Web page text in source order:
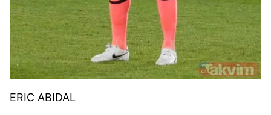
6698 sayılı Kişisel Verilerin Korunması Kanunu uyarınca
hazırlanmış Aydınlatma Metnimizi okumak ve sitemizde
ilgili mevzuata uygun olarak kullanılan çerezlerle ilgili bilgi
almak için lütfen tıklayınız.
ERIC ABIDAL